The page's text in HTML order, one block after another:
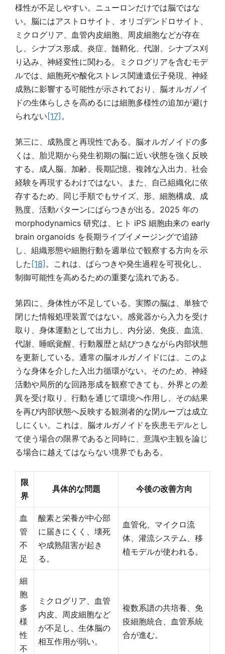
様性が不足しやすい。ニューロンだけでは脳ではな
い。脳にはアストロサイト、オリゴデンドロサイト、
ミクログリア、血管内皮細胞、周皮細胞などが存在
し、シナプス形成、炎症、髄鞘化、代謝、シナプス刈
り込み、神経変性に関わる。ミクログリアを含むモデ
ルでは、細胞死や酸化ストレス関連遺伝子発現、神経
成熟に影響する可能性が示されており、脳オルガノイ
ドの生体らしさを高めるには細胞多様性の追加が避け
られない[17] 。
第三に、成熟度と再現性である。脳オルガノイドの多
くは、胎児期から発生初期の脳に近い状態を強く反映
する。成人脳、加齢、長期記憶、複雑な入出力、社会
経験を再現するわけではない。また、自己組織化に依
存するため、同じ手順でもサイズ、形、細胞構成、成
熟度、活動パターンにばらつきが出る。2025 年の
morphodynamics 研究は、ヒト iPS 細胞由来の early
brain organoids を長期ライブイメージングで追跡
し、組織形態や細胞行動を週単位で観察する方向を示
した[18] 。これは、ばらつきや発生過程を可視化し、
制御可能性を高めるための重要な流れである。
第四に、身体性が不足している。実際の脳は、単独で
閉じた情報処理装置ではない。感覚器から入力を受け
取り、身体運動として出力し、内分泌、免疫、血流、
代謝、睡眠覚醒、行動履歴と結びつきながら内部状態
を更新している。通常の脳オルガノイドには、このよ
うな身体を介した入出力循環がない。そのため、神経
活動や局所的な回路形成を観察できても、外界との差
異を受け取り、行動を通じて環境へ作用し、その結果
を再び内部状態へ反映する観測者的な閉ループは成立
しにくい。これは、脳オルガノイドを疾患モデルとし
て使う場合の限界であると同時に、意識や主観を論じ
る場合に越えてはならない境界でもある。
限
界
具体的な問題 今後の改善方向
血
管
不
足
酸素と栄養が中心部
に届きにくく、壊死
や成熟阻害が起き
る。
血管化、マイクロ流
体、灌流システム、移
植モデルが使われる。
細
胞
多
様
性
不
ミクログリア、血管
内皮、周皮細胞など
が不足し、生体脳の
相互作用が弱い。
複数系譜の共培養、免
疫細胞統合、血管系統
合が進む。